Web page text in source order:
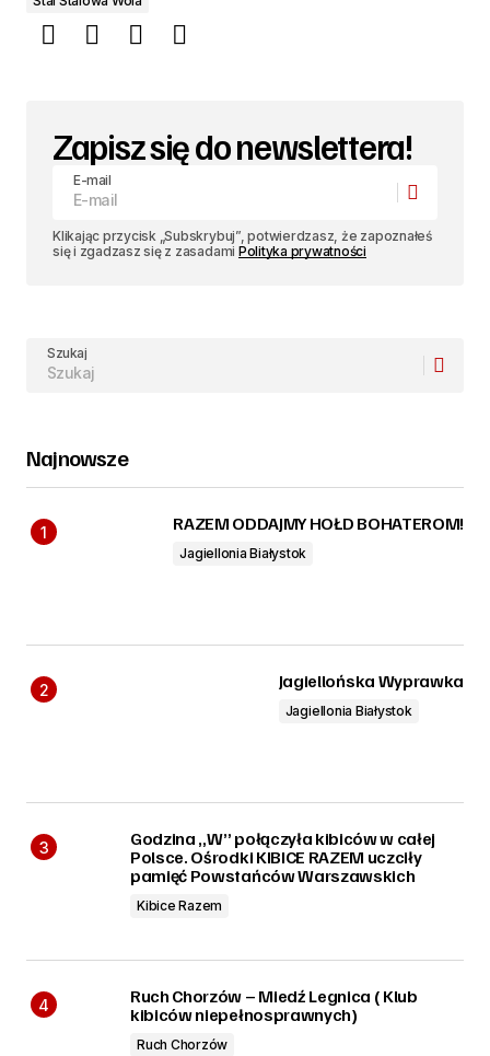
Zapisz się do newslettera!
E-mail
Klikając przycisk „Subskrybuj”, potwierdzasz, że zapoznałeś
się i zgadzasz się z zasadami Polityka prywatności
Szukaj
Najnowsze
RAZEM ODDAJMY HOŁD BOHATEROM!
Jagiellonia Białystok
Jagiellońska Wyprawka
Jagiellonia Białystok
Godzina „W” połączyła kibiców w całej
Polsce. Ośrodki KIBICE RAZEM uczciły
pamięć Powstańców Warszawskich
Kibice Razem
Ruch Chorzów – Miedź Legnica ( Klub
kibiców niepełnosprawnych)
Ruch Chorzów